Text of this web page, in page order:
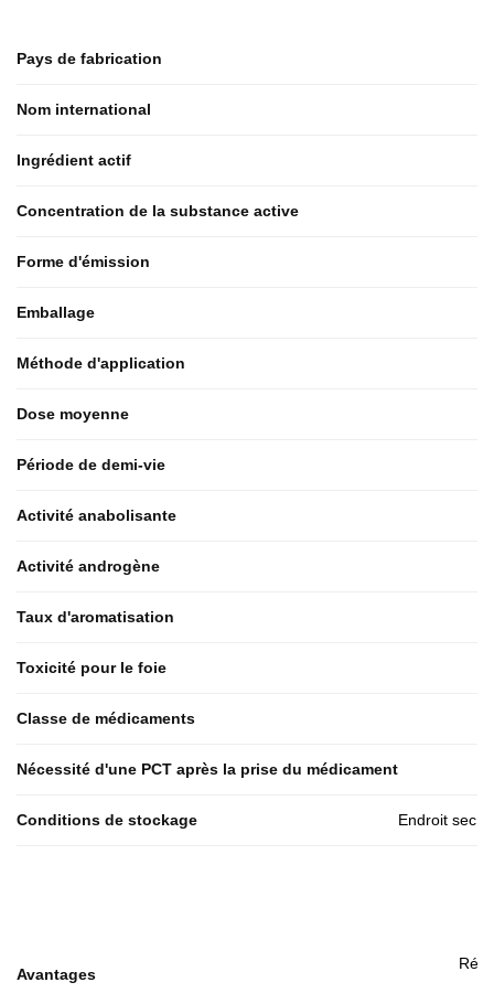
Pays de fabrication
Nom international
Ingrédient actif
Concentration de la substance active
Forme d'émission
Emballage
Méthode d'application
Dose moyenne
Période de demi-vie
Activité anabolisante
Activité androgène
Taux d'aromatisation
Toxicité pour le foie
Classe de médicaments
Nécessité d'une PCT après la prise du médicament
Conditions de stockage Endroit sec
Avantages